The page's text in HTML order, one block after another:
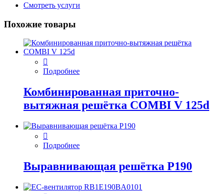
Смотреть услуги
Похожие товары
Подробнее
Комбинированная приточно-
вытяжная решётка COMBI V 125d
Подробнее
Выравнивающая решётка P190